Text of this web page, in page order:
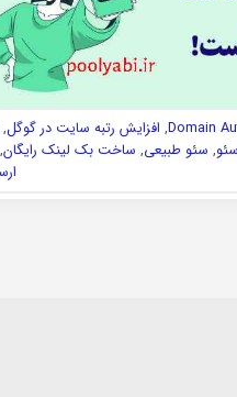
, افزایش رتبه سایت در گوگل,
, سئو طبیعی, ساخت بک لینک رایگان,